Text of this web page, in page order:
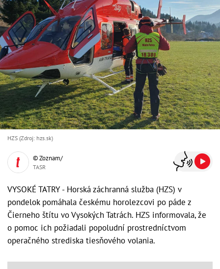
HZS (Zdroj: hzs.sk)
© Zoznam/
TASR
VYSOKÉ TATRY - Horská záchranná služba (HZS) v
pondelok pomáhala českému horolezcovi po páde z
Čierneho štítu vo Vysokých Tatrách. HZS informovala, že
o pomoc ich požiadali popoludní prostredníctvom
operačného strediska tiesňového volania.